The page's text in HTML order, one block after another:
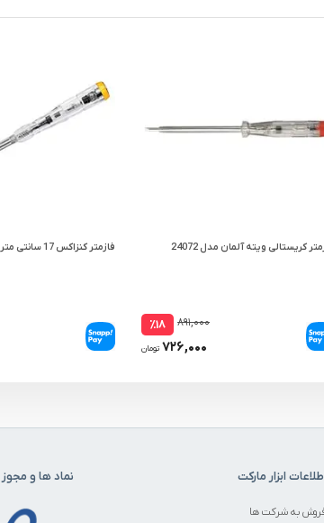
کریستالی ویته آلمان مدل 24072
۸۹۱,۰۰۰ ٪۱۸
۷۲۶,۰۰۰ تومان
فازمتر کنزاکس 17 سانتی متر مدل 9293
ابزار مارکت
به شرکت ها
نماد ها و